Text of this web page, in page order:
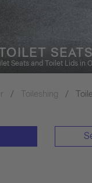
SEATS
Seats and Toilet Lids in
Toileshing